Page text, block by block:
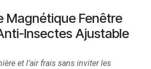
Magnétique Fenêtre
Insectes Ajustable
et l’air frais sans inviter les